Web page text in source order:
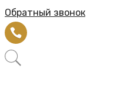
Обратный звонок